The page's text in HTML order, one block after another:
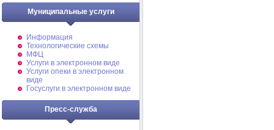
Муниципальные услуги
Информация
Технологические схемы
МФЦ
Услуги в электронном виде
Услуги опеки в электронном
виде
Госуслуги в электронном виде
Пресс-служба